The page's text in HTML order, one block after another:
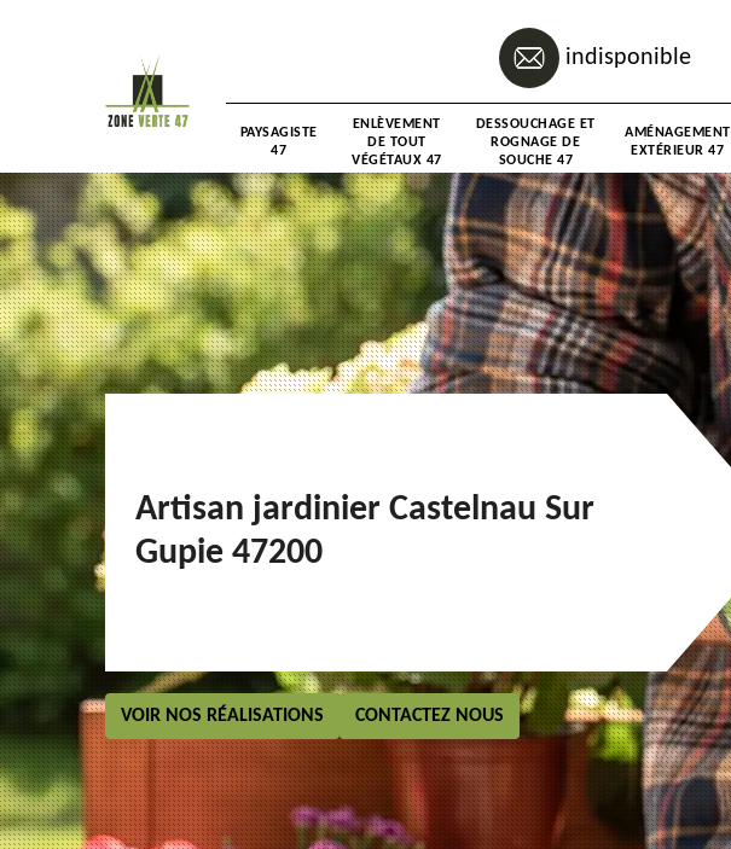
indisponible
PAYSAGISTE
47
ENLÈVEMENT
DE TOUT
VÉGÉTAUX 47
DESSOUCHAGE ET
ROGNAGE DE
SOUCHE 47
AMÉNAGEMENT
EXTÉRIEUR 47
Artisan jardinier Castelnau Sur
Gupie 47200
VOIR NOS RÉALISATIONS CONTACTEZ NOUS